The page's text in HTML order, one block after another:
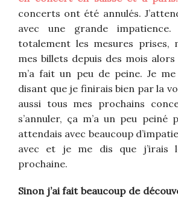
concerts ont été annulés.
avec une grande impatience.
totalement les mesures prises,
mes billets depuis des mois alors
m’a fait un peu de peine. Je
disant que je finirais bien par la
aussi tous mes prochains
s’annuler, ça m’a un peu peiné
attendais avec beaucoup
avec et je me dis que j’irais
prochaine.
Sinon j’ai fait beaucoup de